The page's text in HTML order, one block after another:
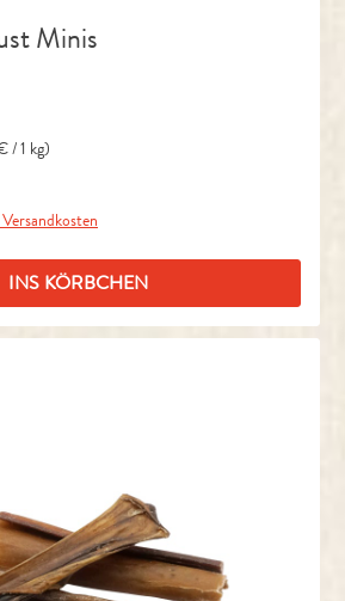
Minis
/ 1 kg)
INS KÖRBCHEN